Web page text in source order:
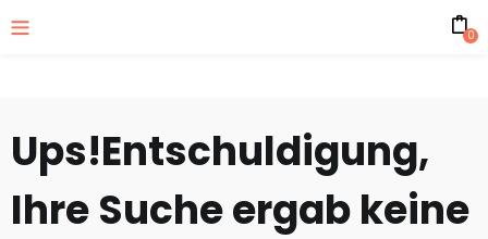
0
Ups!Entschuldigung,
Ihre Suche ergab keine